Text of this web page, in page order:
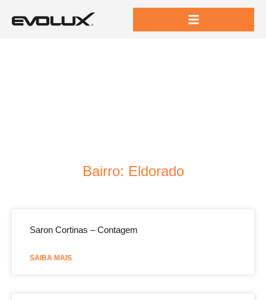
Bairro: Eldorado
Saron Cortinas – Contagem
SAIBA MAIS